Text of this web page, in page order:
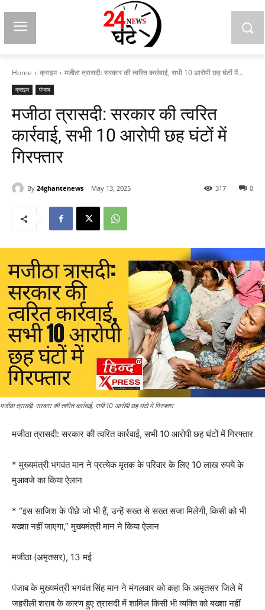
Home क्राइम मजीठा त्रासदी: सरकार की त्वरित कार्रवाई, सभी 10 आरोपी छह घंटों में...
क्राइम पंजाब
मजीठा त्रासदी: सरकार की त्वरित
कार्रवाई, सभी 10 आरोपी छह घंटों में
गिरफ्तार
By 24ghantenews May 13, 2025 0
317
मजीठा त्रासदी: सरकार की त्वरित कार्रवाई, सभी 10 आरोपी छह घंटों में गिरफ्तार
मजीठा त्रासदी: सरकार की त्वरित कार्रवाई, सभी 10 आरोपी छह घंटों में गिरफ्तार
* मुख्यमंत्री भगवंत मान ने प्रत्येक मृतक के परिवार के लिए 10 लाख रुपये के
मुआवजे का किया ऐलान
* “इस साजिश के पीछे जो भी हैं, उन्हें सख्त से सख्त सजा मिलेगी, किसी को भी
बख्शा नहीं जाएगा,” मुख्यमंत्री मान ने किया ऐलान
मजीठा (अमृतसर), 13 मई
पंजाब के मुख्यमंत्री भगवंत सिंह मान ने मंगलवार को कहा कि अमृतसर जिले में
जहरीली शराब के कारण हुए त्रासदी में शामिल किसी भी व्यक्ति को बख्शा नहीं